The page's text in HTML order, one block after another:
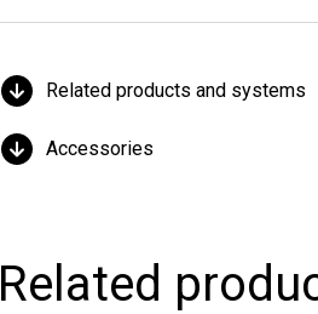
Related products and systems
Accessories
Related